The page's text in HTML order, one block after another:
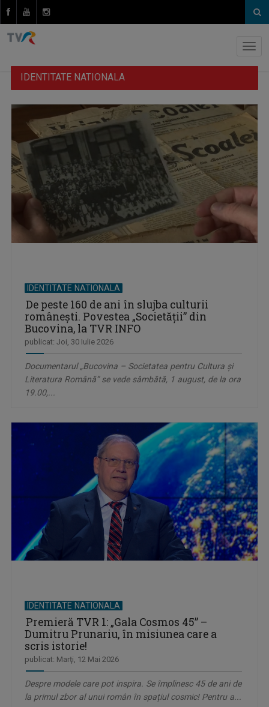
IDENTITATE NATIONALA
IDENTITATE NATIONALA
De peste 160 de ani în slujba culturii
românești. Povestea „Societății” din
Bucovina, la TVR INFO
publicat: Joi, 30 Iulie 2026
Documentarul „Bucovina – Societatea pentru Cultura și
Literatura Română” se vede sâmbătă, 1 august, de la ora
19.00,...
IDENTITATE NATIONALA
Premieră TVR 1: „Gala Cosmos 45” –
Dumitru Prunariu, în misiunea care a
scris istorie!
publicat: Marţi, 12 Mai 2026
Despre modele care pot inspira. Se împlinesc 45 de ani de
la primul zbor al unui român în spațiul cosmic! Pentru a...